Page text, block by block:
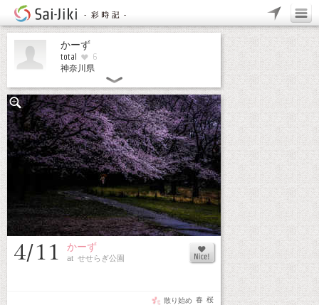
かーず
total 6
神奈川県
4/11 かーず
at せせらぎ公園
桜
春
散り始め